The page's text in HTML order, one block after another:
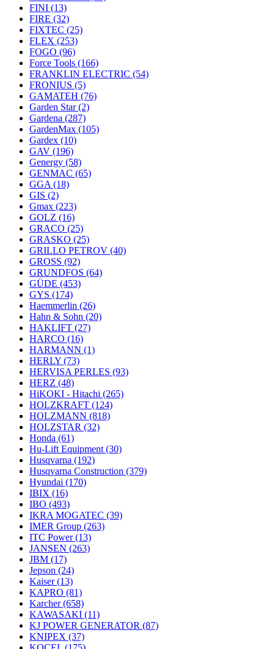
FINI (13)
FIRE (32)
FIXTEC (25)
FLEX (253)
FOGO (96)
Force Tools (166)
FRANKLIN ELECTRIC (54)
FRONIUS (5)
GAMATEH (76)
Garden Star(2)
Gardena (287)
GardenMax (105)
Gardex (10)
GAV (196)
Genergy (58)
GENMAC (65)
GGA (18)
GIS (2)
Gmax (223)
GOLZ (16)
GRACO (25)
GRASKO (25)
GRILLO PETROV (40)
GROSS (92)
GRUNDFOS (64)
GÜDE (453)
GYS (174)
Haemmerlin (26)
Hahn & Sohn (20)
HAKLIFT (27)
HARCO (16)
HARMANN (1)
HERLY (73)
HERVISA PERLES (93)
HERZ (48)
HiKOKI - Hitachi (265)
HOLZKRAFT (124)
HOLZMANN (818)
HOLZSTAR (32)
Honda (61)
Hu-Lift Equipment (30)
Husqvarna (192)
Husqvarna Construction (379)
Hyundai (170)
IBIX (16)
IBO (493)
IKRA MOGATEC (39)
IMER Group (263)
ITC Power(13)
JANSEN (263)
JBM (17)
Jepson (24)
Kaiser(13)
KAPRO (81)
Karcher(658)
KAWASAKI (11)
KJ POWER GENERATOR (87)
KNIPEX (37)